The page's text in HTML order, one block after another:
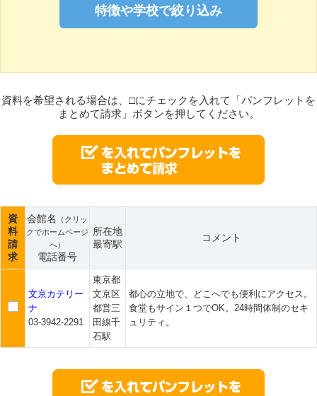
資料を希望される場合は、□にチェックを入れて「パンフレットを
まとめて請求」ボタンを押してください。
資
料
請
求
会館名
（クリッ
クでホームページ
へ）
電話番号
所在地
最寄駅
コメント
文京カテリー
ナ
03-3942-2291
東京都
文京区
都営三
田線千
石駅
都心の立地で、どこへでも便利にアクセス。
食堂もサイン１つでOK。24時間体制のセキ
ュリティ。